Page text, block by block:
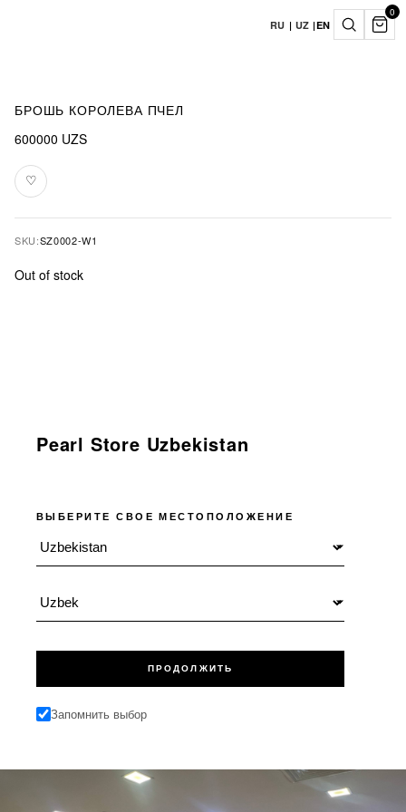
RU | UZ |EN
0
БРОШЬ КОРОЛЕВА ПЧЕЛ
600000 UZS
♡Add
to
SKU:SZ0002-W1
Out of stock
Pearl Store Uzbekistan
ВЫБЕРИТЕ СВОЕ МЕСТОПОЛОЖЕНИЕ
Местоположение
Язык
ПРОДОЛЖИТЬ
Запомнить выбор